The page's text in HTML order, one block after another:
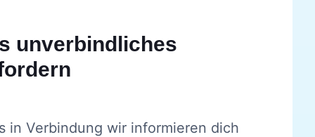
unverbindliches
in Verbindung wir informieren dich